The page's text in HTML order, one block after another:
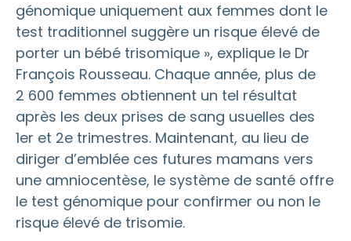
génomique uniquement aux femmes dont le
test traditionnel suggère un risque élevé de
porter un bébé trisomique », explique le Dr
François Rousseau. Chaque année, plus de
2 600 femmes obtiennent un tel résultat
après les deux prises de sang usuelles des
1er et 2e trimestres. Maintenant, au lieu de
diriger d’emblée ces futures mamans vers
une amniocentèse, le système de santé offre
le test génomique pour confirmer ou non le
risque élevé de trisomie.